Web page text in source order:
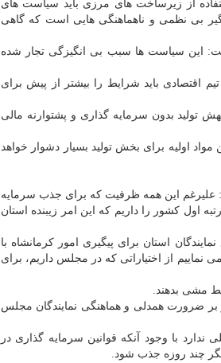
از زیرساخت های مرزی باید سیاست های
بی نظمی و ناهماهنگی هایی است که گاهی
این سیاست ها سبب بی انگیزگی تجار شده
اقتصادی باید شرایط را بیشتر از پیش برای
بدون سرمایه گذاری و پشتوارنه مالی
تومان به 25 هزار تومان می رسد، تأمین مواد اولیه برای بخش تولید بسیار دشوار خواهد
این همه ظرفیت که برای جذب سرمایه
اول کشور را داریم که این امر زیبنده استان
استان برای پیگیری امور کرمانشاه با
از اختیاراتی که در مجلس داریم، برای
مشی بدهند.
بر ضرورت همدلی و هماهنگی نمایندگان مجلس
با وجود آنکه قوانین سرمایه گذاری در
چند روزه جذب شود.